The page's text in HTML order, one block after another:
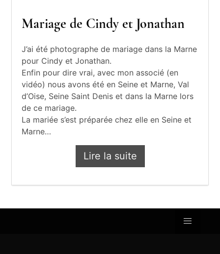
Mariage de Cindy et Jonathan
J’ai été photographe de mariage dans la Marne
pour Cindy et Jonathan.
Enfin pour dire vrai, avec mon associé (en
vidéo) nous avons été en Seine et Marne, Val
d’Oise, Seine Saint Denis et dans la Marne lors
de ce mariage.
La mariée s’est préparée chez elle en Seine et
Marne…
Lire la suite
Mariage de Cindy et